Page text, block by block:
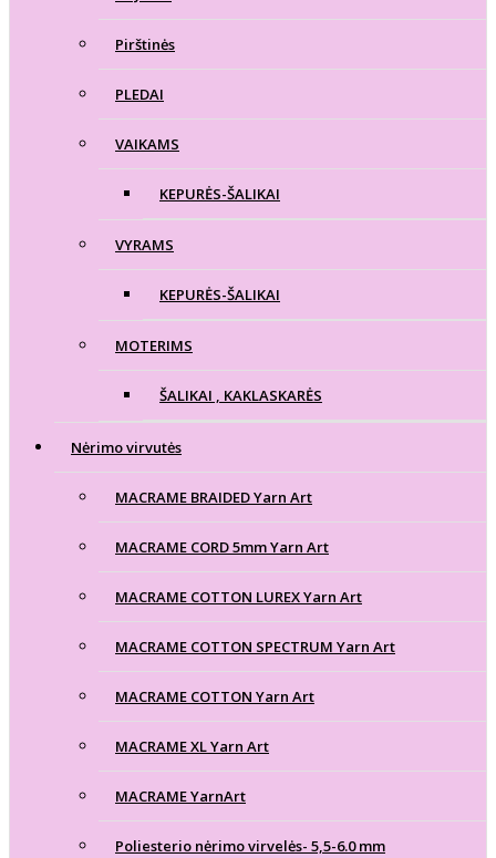
Pirštinės
PLEDAI
VAIKAMS
KEPURĖS-ŠALIKAI
VYRAMS
KEPURĖS-ŠALIKAI
MOTERIMS
ŠALIKAI , KAKLASKARĖS
Nėrimo virvutės
MACRAME BRAIDED Yarn Art
MACRAME CORD 5mm Yarn Art
MACRAME COTTON LUREX Yarn Art
MACRAME COTTON SPECTRUM Yarn Art
MACRAME COTTON Yarn Art
MACRAME XL Yarn Art
MACRAME YarnArt
Poliesterio nėrimo virvelės- 5,5-6.0 mm